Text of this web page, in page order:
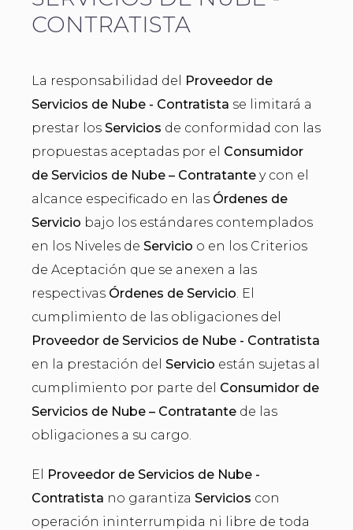
CONTRATISTA
La responsabilidad del
Proveedor de
Servicios de Nube - Contratista se limitará a
prestar los Servicios de conformidad con las
propuestas aceptadas por el Consumidor
de Servicios de Nube – Contratante y con el
alcance especificado en las Órdenes de
Servicio bajo los estándares contemplados
en los Niveles de Servicio o en los Criterios
de Aceptación que se anexen a las
respectivas Órdenes de Servicio. El
cumplimiento de las obligaciones del
Proveedor de Servicios de Nube - Contratista
en la prestación del Servicio están sujetas al
cumplimiento por parte del Consumidor de
Servicios de Nube – Contratante de las
obligaciones a su cargo.
El
Proveedor de Servicios de Nube -
Contratista no garantiza Servicios con
operación ininterrumpida ni libre de toda